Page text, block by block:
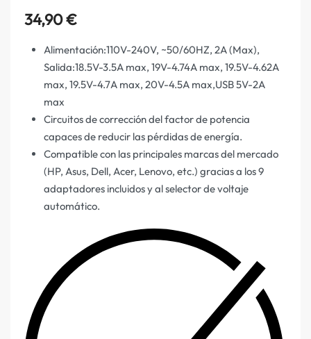
34,90€
Alimentación:110V-240V, ~50/60HZ, 2A (Max),
Salida:18.5V-3.5A max, 19V-4.74A max, 19.5V-4.62A
max, 19.5V-4.7A max, 20V-4.5A max,USB 5V-2A
max
Circuitos de corrección del factor de potencia
capaces de reducir las pérdidas de energía.
Compatible con las principales marcas del mercado
(HP, Asus, Dell, Acer, Lenovo, etc.) gracias a los 9
adaptadores incluidos y al selector de voltaje
automático.